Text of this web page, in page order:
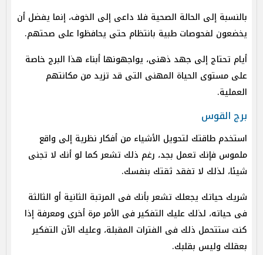
بالنسبة إلى الحالة الصحية فلا داعى إلى الخوف، إنما يفضل أن
يخضعون لفحوصات طبية بانتظام حتى يحافظوا على صحتهم.
أيام تحتاج إلى جهد ذهنى، يواجهونها أبناء هذا البرج خاصة
على مستوى الحياة المهنى التى قد تزيد من مكانتهم
العملية.
برج القوس
استخدم طاقتك لتحويل الأشياء من أفكار نظرية إلى واقع
ملموس فإنك تعمل بجد، رغم ذلك تشعر كما لو أنك لا تجنى
شيئا، لذلك لا تفقد ثقتك بنفسك.
شريك حياتك يجعلك تشعر بأنك فى المرتبة الثانية أو الثالثة
فى حياته، لذلك عليك التفكير فى الأمر مرة أخرى ومعرفة إذا
كنت ستتحمل ذلك فى الفترات المقبلة، وعليك الآن التفكير
بعقلك وليس بقلبك.